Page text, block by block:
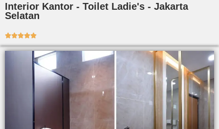
Interior Kantor - Toilet Ladie's - Jakarta
Selatan
